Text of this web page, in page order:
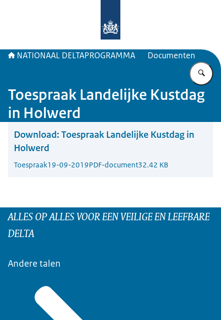
NATIONAAL DELTAPROGRAMMA Documenten
Toespraak Landelijke Kustdag
in Holwerd
Download: Toespraak Landelijke Kustdag in
Holwerd
Toespraak19-09-2019PDF-document32.42 KB
ALLES OP ALLES VOOR EEN VEILIGE EN LEEFBARE
DELTA
Andere talen